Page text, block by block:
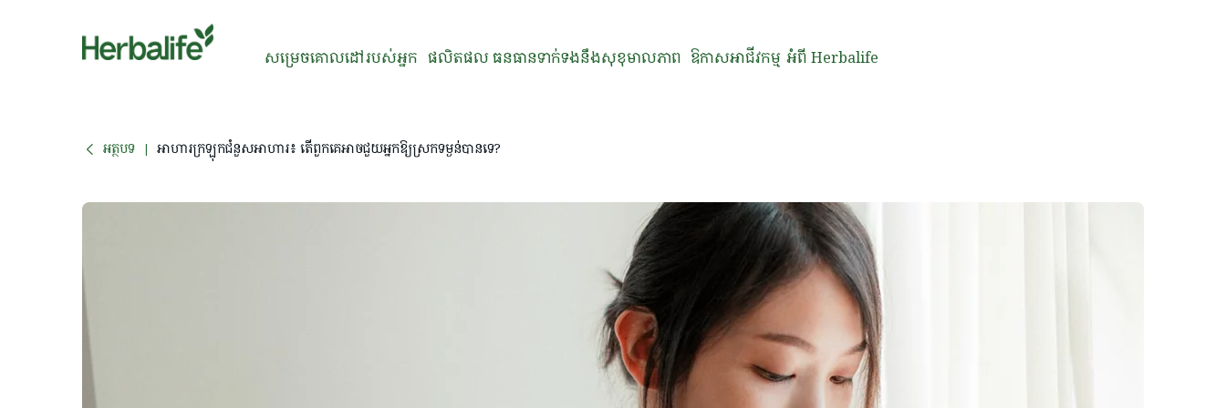
សម្រេចគោលដៅរបស់អ្នក ផលិតផលធនធានទាក់ទងនឹងសុខុមាលភាព ឱកាសអាជីវកម្ម អំពី Herbalife
អត្ថបទ | អាហារក្រឡុកជំនួសអាហារ៖ តើពួកគេអាចជួយអ្នកឱ្យស្រកទម្ងន់បានទេ?